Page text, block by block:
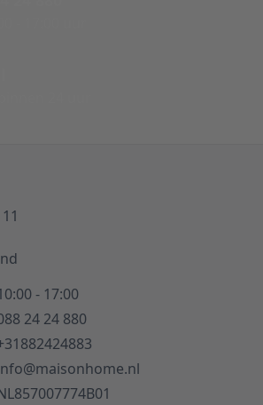
- 17:00
24 24 880